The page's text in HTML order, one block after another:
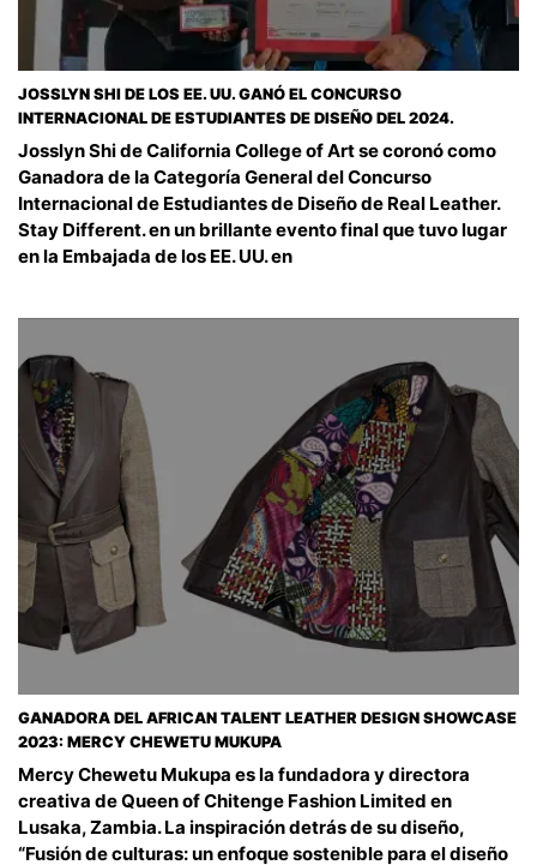
JOSSLYN SHI DE LOS EE. UU. GANÓ EL CONCURSO
INTERNACIONAL DE ESTUDIANTES DE DISEÑO DEL 2024.
Josslyn Shi de California College of Art se coronó como
Ganadora de la Categoría General del Concurso
Internacional de Estudiantes de Diseño de Real Leather.
Stay Different. en un brillante evento final que tuvo lugar
en la Embajada de los EE. UU. en
GANADORA DEL AFRICAN TALENT LEATHER DESIGN SHOWCASE
2023: MERCY CHEWETU MUKUPA
Mercy Chewetu Mukupa es la fundadora y directora
creativa de Queen of Chitenge Fashion Limited en
Lusaka, Zambia. La inspiración detrás de su diseño,
“Fusión de culturas: un enfoque sostenible para el diseño